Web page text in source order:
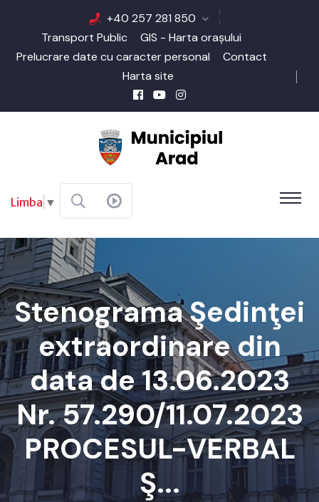
+40 257 281 850
Transport Public
GIS - Harta orașului
Prelucrare date cu caracter personal
Contact
Harta site
Limba ▼
Stenograma Şedinţei
extraordinare din
data de 13.06.2023
Nr. 57.290/11.07.2023
PROCESUL-VERBAL
Ş...